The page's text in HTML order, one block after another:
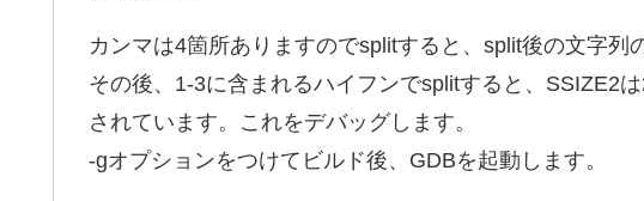
カンマは4箇所ありますのでsplitすると、split後の文字列
その後、1-3に含まれるハイフンでsplitすると、SSIZE2
されています。これをデバッグします。
-gオプションをつけてビルド後、GDBを起動します。